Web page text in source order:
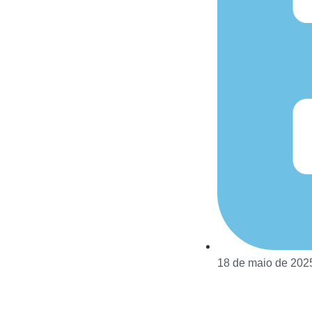
18 de maio de